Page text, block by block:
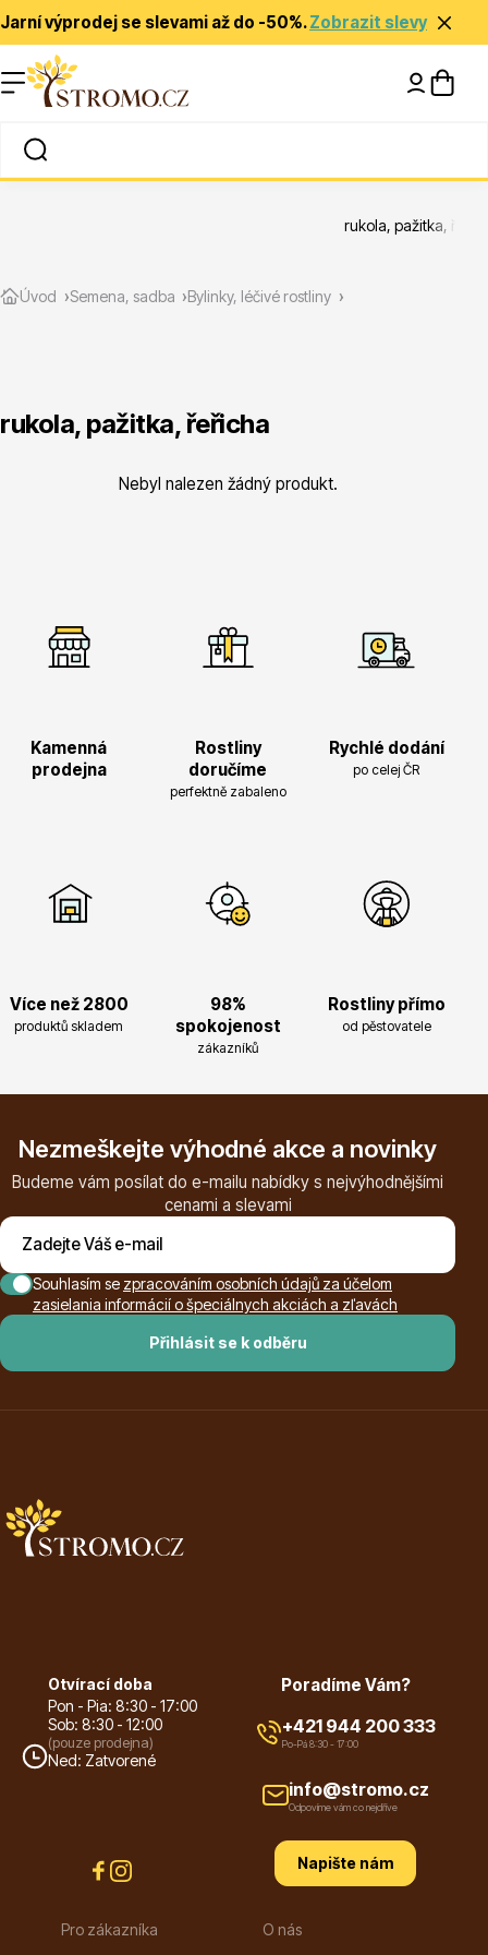
Jarní výprodej se slevami až do -50%.Zobrazit slevy
Rady a tipy
Vřesovištní rostliny
Magnólie
Semena, sadba
Cibuloviny
Úvod Semena, sadba Bylinky, léčivé rostliny
rukola, pažitka,
rukola, pažitka, řeřicha
Nebyl nalezen žádný produkt.
Kamenná
prodejna
Rostliny
doručíme
perfektně zabaleno
Rychlé dodání
po celej ČR
Více než 2800
produktů skladem
98%
spokojenost
zákazníků
Rostliny přímo
od pěstovatele
Nezmeškejte výhodné akce a novinky
Budeme vám posílat do e-mailu nabídky s nejvýhodnějšími
cenami a slevami
Přihlásit se k odběru
Souhlasím se zpracováním osobních údajů za účelom
zasielania informácií o špeciálnych akciách a zľavách
Otvírací doba
Pon - Pia: 8:30 - 17:00
Sob: 8:30 - 12:00
(pouze prodejna)
Ned: Zatvorené
Pro zákazníka O nás
Poradíme Vám?
+421 944 200 333
Po-Pá 8:30 - 17:00
info@stromo.cz
Odpovíme vám co nejdříve
Napište nám